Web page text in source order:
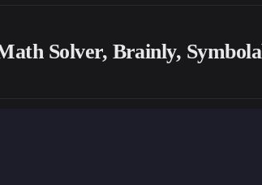
Solver, Brainly,